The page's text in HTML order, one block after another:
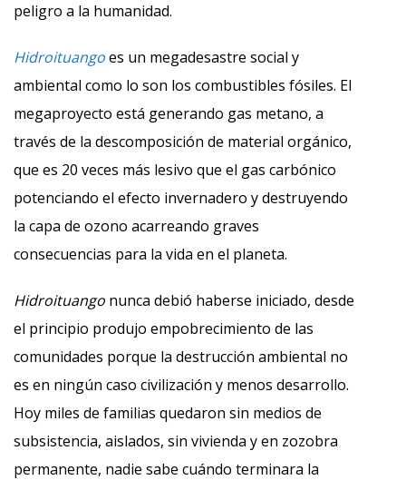
peligro a la humanidad.
Hidroituangoes un megadesastre social y
ambiental como lo son los combustibles fósiles. El
megaproyecto está generando gas metano, a
través de la descomposición de material orgánico,
que es 20 veces más lesivo que el gas carbónico
potenciando el efecto invernadero y destruyendo
la capa de ozono acarreando graves
consecuencias para la vida en el planeta.
Hidroituango nunca debió haberse iniciado, desde
el principio produjo empobrecimiento de las
comunidades porque la destrucción ambiental no
es en ningún caso civilización y menos desarrollo.
Hoy miles de familias quedaron sin medios de
subsistencia, aislados, sin vivienda y en zozobra
permanente, nadie sabe cuándo terminara la